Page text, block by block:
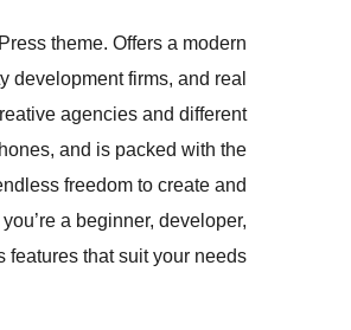
theme. Offers a modern
development firms, and real
agencies and different
and is packed with the
freedom to create and
a beginner, developer,
that suit your needs.